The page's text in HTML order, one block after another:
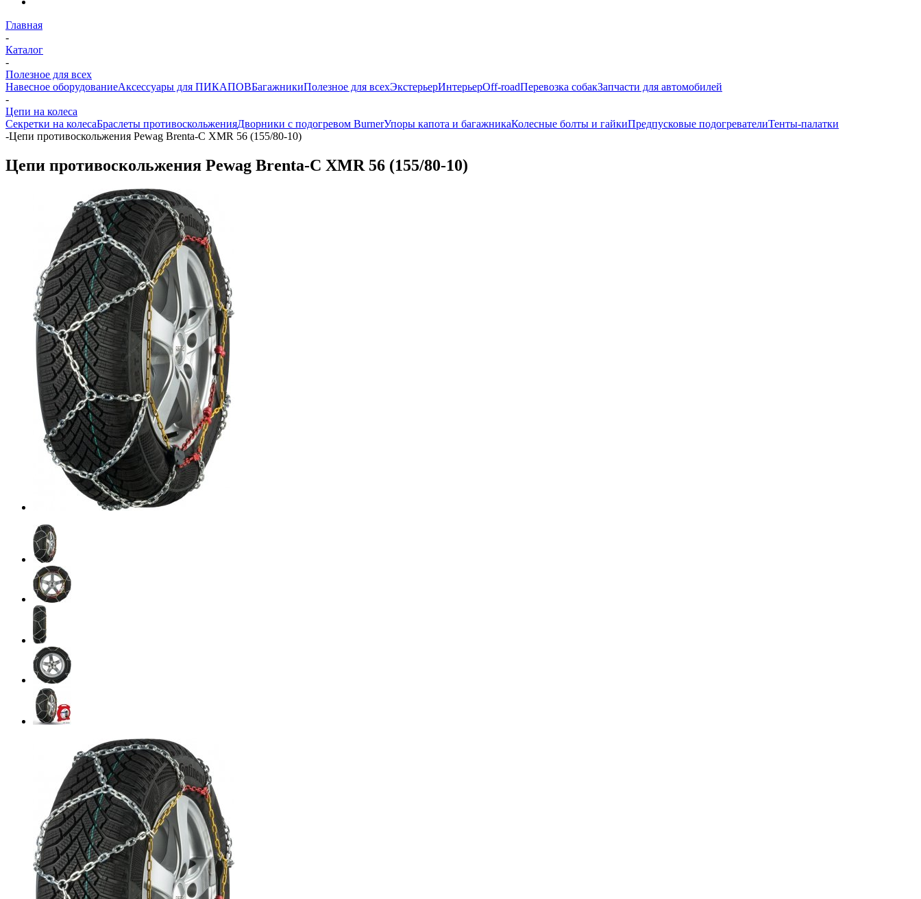
Главная
-
Каталог
-
Полезное для всех
Навесное оборудованиеАксессуары для ПИКАПОВБагажникиПолезное для всехЭкстерьерИнтерьерOff-roadПеревозка собакЗапчасти для автомобилей
-
Цепи на колеса
Секретки на колесаБраслеты противоскольженияДворники с подогревом BurnerУпоры капота и багажникаКолесные болты и гайкиПредпусковые подогревателиТенты-палатки
-Цепи противоскольжения Pewag Brenta-C XMR 56 (155/80-10)
Цепи противоскольжения Pewag Brenta-C XMR 56 (155/80-10)